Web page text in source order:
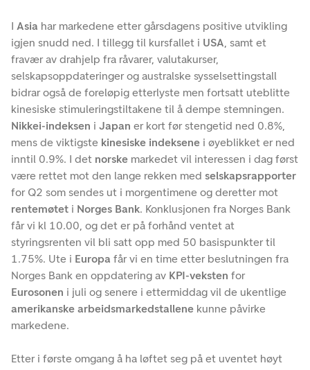
I Asia har markedene etter gårsdagens positive utvikling
igjen snudd ned. I tillegg til kursfallet i USA , samt et
fravær av drahjelp fra råvarer, valutakurser,
selskapsoppdateringer og australske sysselsettingstall
bidrar også de foreløpig etterlyste men fortsatt uteblitte
kinesiske stimuleringstiltakene til å dempe stemningen.
Nikkei-indeksen i Japan er kort før stengetid ned 0.8%,
mens de viktigste kinesiske indeksene i øyeblikket er ned
inntil 0.9%. I det norske markedet vil interessen i dag først
være rettet mot den lange rekken med selskapsrapporter
for Q2 som sendes ut i morgentimene og deretter mot
rentemøtet i Norges Bank. Konklusjonen fra Norges Bank
får vi kl 10.00, og det er på forhånd ventet at
styringsrenten vil bli satt opp med 50 basispunkter til
1.75%. Ute i Europa får vi en time etter beslutningen fra
Norges Bank en oppdatering av KPI-veksten for
Eurosonen i juli og senere i ettermiddag vil de ukentlige
amerikanske arbeidsmarkedstallene kunne påvirke
markedene.
Etter i første omgang å ha løftet seg på et uventet høyt